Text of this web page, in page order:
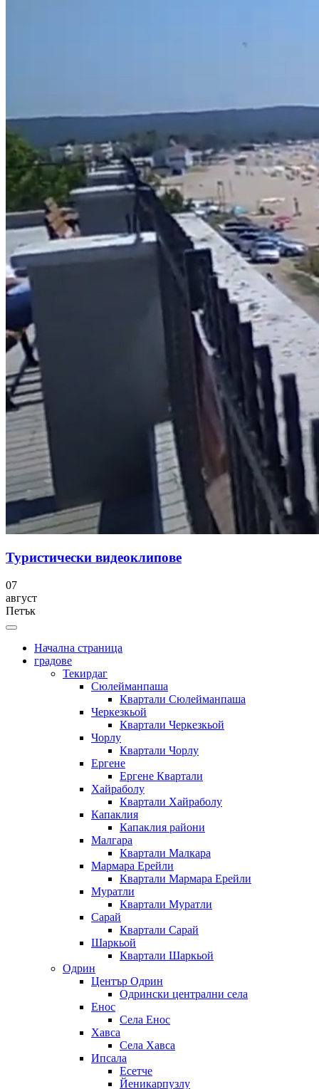
Туристически видеоклипове
07
август
Петък
Начална страница
градове
Текирдаг
Сюлейманпаша
Квартали Сюлейманпаша
Черкезкьой
Квартали Черкезкьой
Чорлу
Квартали Чорлу
Ергене
Ергене Квартали
Хайраболу
Квартали Хайраболу
Капаклия
Капаклия райони
Малгара
Квартали Малкара
Мармара Ерейли
Квартали Мармара Ерейли
Муратли
Квартали Муратли
Сарай
Квартали Сарай
Шаркьой
Квартали Шаркьой
Одрин
Център Одрин
Одрински централни села
Енос
Села Енос
Хавса
Села Хавса
Ипсала
Есетче
Йеникарпузлу